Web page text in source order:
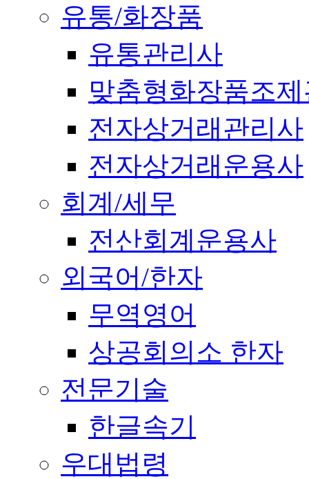
유통/화장품
유통관리사
맞춤형화장품조
전자상거래관리사
전자상거래운용사
회계/세무
전산회계운용사
외국어/한자
무역영어
상공회의소 한자
전문기술
한글속기
우대법령